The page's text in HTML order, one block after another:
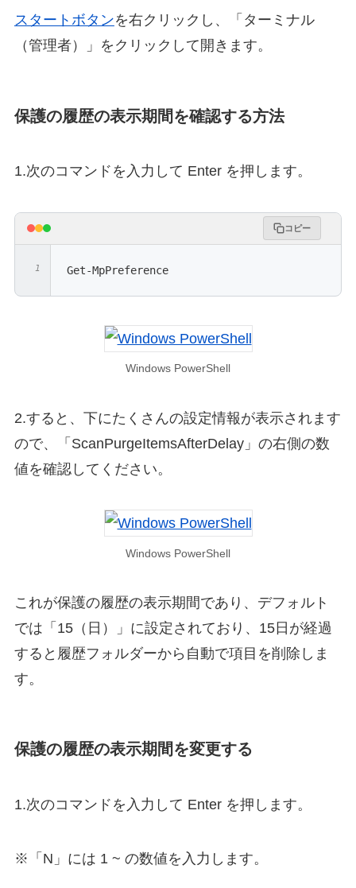
スタートボタンを右クリックし、「ターミナル
（管理者）」をクリックして開きます。
保護の履歴の表示期間を確認する方法
1.次のコマンドを入力して Enter を押します。
コピー
Get-MpPreference
Windows PowerShell
2.すると、下にたくさんの設定情報が表示されます
ので、「ScanPurgeItemsAfterDelay」の右側の数
値を確認してください。
Windows PowerShell
これが保護の履歴の表示期間であり、デフォルト
では「15（日）」に設定されており、15日が経過
すると履歴フォルダーから自動で項目を削除しま
す。
保護の履歴の表示期間を変更する
1.次のコマンドを入力して Enter を押します。
※「N」には 1 ~ の数値を入力します。